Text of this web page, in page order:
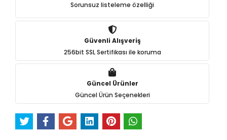
Sorunsuz listeleme özelliği
Güvenli Alışveriş
256bit SSL Sertifikası ile koruma
Güncel Ürünler
Güncel Ürün Seçenekleri